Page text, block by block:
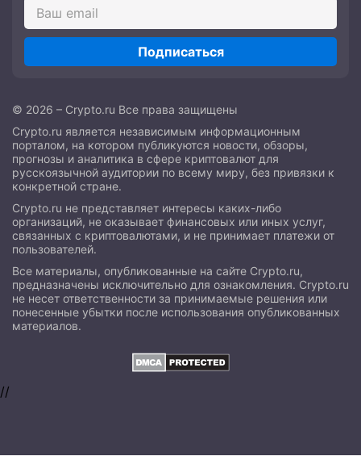
Подписаться
© 2026 – Crypto.ru Все права защищены
Crypto.ru является независимым информационным
порталом, на котором публикуются новости, обзоры,
прогнозы и аналитика в сфере криптовалют для
русскоязычной аудитории по всему миру, без привязки к
конкретной стране.
Crypto.ru не представляет интересы каких-либо
организаций, не оказывает финансовых или иных услуг,
связанных с криптовалютами, и не принимает платежи от
пользователей.
Все материалы, опубликованные на сайте Crypto.ru,
предназначены исключительно для ознакомления. Crypto.ru
не несет ответственности за принимаемые решения или
понесенные убытки после использования опубликованных
материалов.
//